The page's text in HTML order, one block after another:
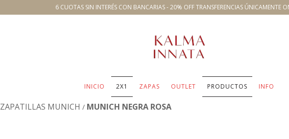
6 CUOTAS SIN INTERÉS CON BANCARIAS - 20% OFF TRANSFERENCIAS ÚNICAMENTE
INICIO 2X1 ZAPAS OUTLET PRODUCTOS INFO
ZAPATILLAS MUNICH / MUNICH NEGRA ROSA